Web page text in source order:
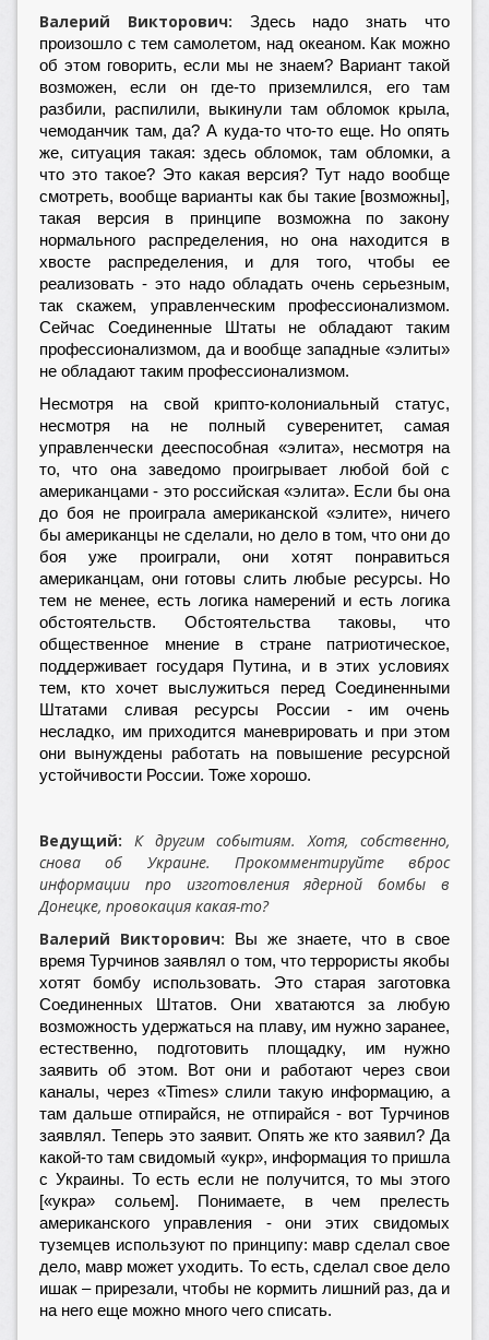
Валерий Викторович: Здесь надо знать что
произошло с тем самолетом, над океаном. Как можно
об этом говорить, если мы не знаем? Вариант такой
возможен, если он где-то приземлился, его там
разбили, распилили, выкинули там обломок крыла,
чемоданчик там, да? А куда-то что-то еще. Но опять
же, ситуация такая: здесь обломок, там обломки, а
что это такое? Это какая версия? Тут надо вообще
смотреть, вообще варианты как бы такие [возможны],
такая версия в принципе возможна по закону
нормального распределения, но она находится в
хвосте распределения, и для того, чтобы ее
реализовать - это надо обладать очень серьезным,
так скажем, управленческим профессионализмом.
Сейчас Соединенные Штаты не обладают таким
профессионализмом, да и вообще западные «элиты»
не обладают таким профессионализмом.
Несмотря на свой крипто-колониальный статус,
несмотря на не полный суверенитет, самая
управленчески дееспособная «элита», несмотря на
то, что она заведомо проигрывает любой бой с
американцами - это российская «элита». Если бы она
до боя не проиграла американской «элите», ничего
бы американцы не сделали, но дело в том, что они до
боя уже проиграли, они хотят понравиться
американцам, они готовы слить любые ресурсы. Но
тем не менее, есть логика намерений и есть логика
обстоятельств. Обстоятельства таковы, что
общественное мнение в стране патриотическое,
поддерживает государя Путина, и в этих условиях
тем, кто хочет выслужиться перед Соединенными
Штатами сливая ресурсы России - им очень
несладко, им приходится маневрировать и при этом
они вынуждены работать на повышение ресурсной
устойчивости России. Тоже хорошо.
Ведущий:
К другим событиям. Хотя, собственно,
снова об Украине. Прокомментируйте вброс
информации про изготовления ядерной бомбы в
Донецке, провокация какая-то?
Валерий Викторович: Вы же знаете, что в свое
время Турчинов заявлял о том, что террористы якобы
хотят бомбу использовать. Это старая заготовка
Соединенных Штатов. Они хватаются за любую
возможность удержаться на плаву, им нужно заранее,
естественно, подготовить площадку, им нужно
заявить об этом. Вот они и работают через свои
каналы, через «Times» слили такую информацию, а
там дальше отпирайся, не отпирайся - вот Турчинов
заявлял. Теперь это заявит. Опять же кто заявил? Да
какой-то там свидомый «укр», информация то пришла
с Украины. То есть если не получится, то мы этого
[«укра» сольем]. Понимаете, в чем прелесть
американского управления - они этих свидомых
туземцев используют по принципу: мавр сделал свое
дело, мавр может уходить. То есть, сделал свое дело
ишак – прирезали, чтобы не кормить лишний раз, да и
на него еще можно много чего списать.